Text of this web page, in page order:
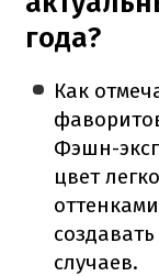
года?
Как
Фэшн-
цвет
случаев.